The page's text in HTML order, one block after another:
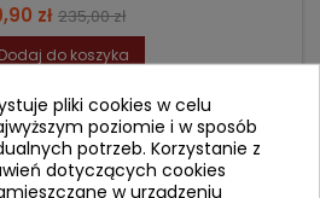
zł Cena
podstawowa
235,00 zł
Dodaj do koszyka
favorite_border
pliki cookies w celu
poziomie i w sposób
potrzeb. Korzystanie z
dotyczących cookies
w urządzeniu